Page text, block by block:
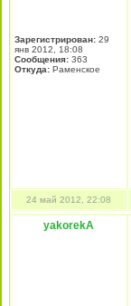
Зарегистрирован: 29
янв 2012, 18:08
Сообщения: 363
Откуда: Раменское
24 май 2012, 22:08
yakorekA